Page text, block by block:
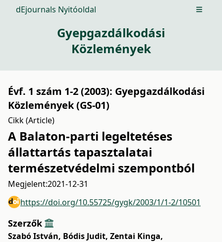
dEjournals Nyitóoldal Open
Gyepgazdálkodási
Közlemények
Évf. 1 szám 1-2 (2003): Gyepgazdálkodási
Közlemények (GS-01)
Cikk (Article)
A Balaton-parti legeltetéses
állattartás tapasztalatai
természetvédelmi szempontból
Megjelent:2021-12-31
https://doi.org/10.55725/gygk/2003/1/1-2/10501
Szerzők
Szabó István, Bódis Judit, Zentai Kinga,